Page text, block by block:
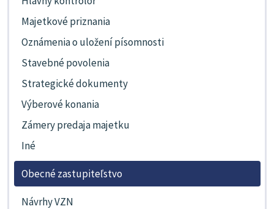
Majetkové priznania
Oznámenia o uložení písomnosti
Stavebné povolenia
Strategické dokumenty
Výberové konania
Zámery predaja majetku
Iné
Obecné zastupiteľstvo
Návrhy VZN